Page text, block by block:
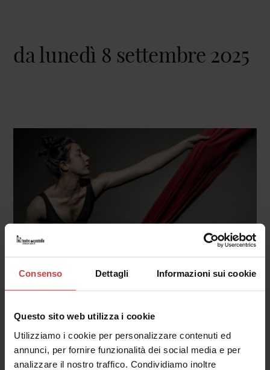
Consenso Dettagli Informazioni sui cookie
Questo sito web utilizza i cookie
Utilizziamo i cookie per personalizzare contenuti ed
annunci, per fornire funzionalità dei social media e per
analizzare il nostro traffico. Condividiamo inoltre
da lunedì 8 settembre 2025
Tessuti aerei è una disciplina acrobatica circense
che consiste nel salire su due tessuti morbidi e